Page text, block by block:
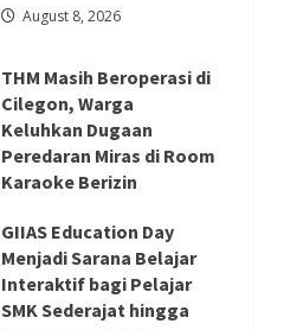
August 8, 2026
THM Masih Beroperasi di
Cilegon, Warga
Keluhkan Dugaan
Peredaran Miras di Room
Karaoke Berizin
August 8, 2026
GIIAS Education Day
Menjadi Sarana Belajar
Interaktif bagi Pelajar
SMK Sederajat hingga